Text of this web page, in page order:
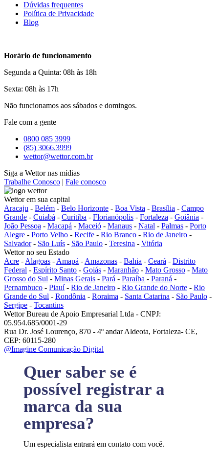
Dúvidas frequentes
Política de Privacidade
Blog
Horário de funcionamento
Segunda a Quinta: 08h às 18h
Sexta: 08h às 17h
Não funcionamos aos sábados e domingos.
Fale com a gente
0800 085 3999
(85) 3066.3999
wettor@wettor.com.br
Siga a Wettor nas mídias
Trabalhe Conosco | Fale conosco
Wettor em sua capital
Aracaju - Belém - Belo Horizonte - Boa Vista - Brasília - Campo
Grande - Cuiabá - Curitiba - Florianópolis - Fortaleza - Goiânia -
João Pessoa - Macapá - Maceió - Manaus - Natal - Palmas - Porto
Alegre - Porto Velho - Recife - Rio Branco - Rio de Janeiro -
Salvador- São Luís - São Paulo - Teresina - Vitória
Wettor no seu Estado
Acre - Alagoas - Amapá - Amazonas - Bahia - Ceará - Distrito
Federal - Espírito Santo - Goiás - Maranhão - Mato Grosso - Mato
Grosso do Sul - Minas Gerais - Pará - Paraíba - Paraná -
Pernambuco - Piauí- Rio de Janeiro - Rio Grande do Norte - Rio
Grande do Sul - Rondônia - Roraima - Santa Catarina - São Paulo -
Sergipe - Tocantins
Wettor Bureau de Apoio Empresarial Ltda - CNPJ:
05.954.685/0001-29
Rua Dr. José Lourenço, 870 - 4º andar Aldeota, Fortaleza- CE,
CEP: 60115-280
@Imagine Comunicação Digital
Quer saber se é
possível registrar a
marca da sua
empresa?
Um especialista entrará em contato com você.